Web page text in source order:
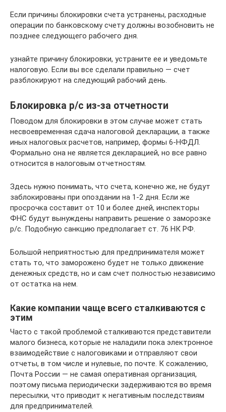
Если причины блокировки счета устранены, расходные
операции по банковскому счету должны возобновить не
позднее следующего рабочего дня.
узнайте причину блокировки, устраните ее и уведомьте
налоговую. Если вы все сделали правильно — счет
разблокируют на следующий рабочий день.
Блокировка р/с из-за отчетности
Поводом для блокировки в этом случае может стать
несвоевременная сдача налоговой декларации, а также
иных налоговых расчетов, например, формы 6-НФДЛ.
Формально она не является декларацией, но все равно
относится в налоговым отчетностям.
Здесь нужно понимать, что счета, конечно же, не будут
заблокированы при опоздании на 1-2 дня. Если же
просрочка составит от 10 и более дней, инспекторы
ФНС будут вынуждены направить решение о заморозке
р/с. Подобную санкцию предполагает ст. 76 НК РФ.
Большой неприятностью для предпринимателя может
стать то, что заморожено будет не только движение
денежных средств, но и сам счет полностью независимо
от остатка на нем.
Какие компании чаще всего сталкиваются с
этим
Часто с такой проблемой сталкиваются представители
малого бизнеса, которые не наладили пока электронное
взаимодействие с налоговиками и отправляют свои
отчеты, в том числе и нулевые, по почте. К сожалению,
Почта России — не самая оперативная организация,
поэтому письма периодически задерживаются во время
пересылки, что приводит к негативным последствиям
для предпринимателей.